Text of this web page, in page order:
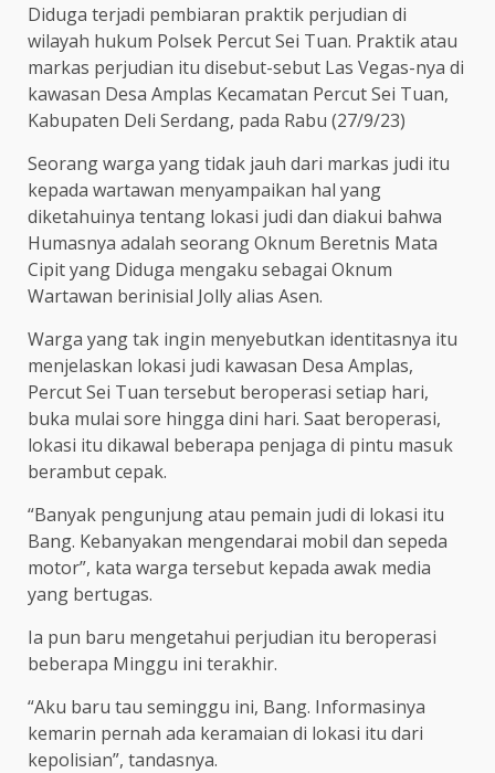
Diduga terjadi pembiaran praktik perjudian di
wilayah hukum Polsek Percut Sei Tuan. Praktik atau
markas perjudian itu disebut-sebut Las Vegas-nya di
kawasan Desa Amplas Kecamatan Percut Sei Tuan,
Kabupaten Deli Serdang, pada Rabu (27/9/23)
Seorang warga yang tidak jauh dari markas judi itu
kepada wartawan menyampaikan hal yang
diketahuinya tentang lokasi judi dan diakui bahwa
Humasnya adalah seorang Oknum Beretnis Mata
Cipit yang Diduga mengaku sebagai Oknum
Wartawan berinisial Jolly alias Asen.
Warga yang tak ingin menyebutkan identitasnya itu
menjelaskan lokasi judi kawasan Desa Amplas,
Percut Sei Tuan tersebut beroperasi setiap hari,
buka mulai sore hingga dini hari. Saat beroperasi,
lokasi itu dikawal beberapa penjaga di pintu masuk
berambut cepak.
“Banyak pengunjung atau pemain judi di lokasi itu
Bang. Kebanyakan mengendarai mobil dan sepeda
motor”, kata warga tersebut kepada awak media
yang bertugas.
Ia pun baru mengetahui perjudian itu beroperasi
beberapa Minggu ini terakhir.
“Aku baru tau seminggu ini, Bang. Informasinya
kemarin pernah ada keramaian di lokasi itu dari
kepolisian”, tandasnya.